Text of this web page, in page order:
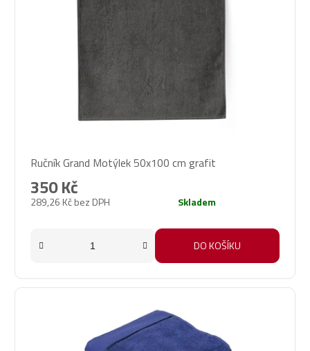
Ručník Grand Motýlek 50x100 cm grafit
289,26 Kč bez DPH
350 Kč
Skladem
DO KOŠÍKU